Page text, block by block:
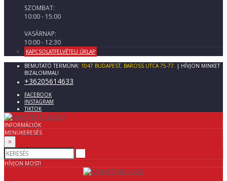
SZOMBAT:
10:00 - 15:00
VASÁRNAP:
10:00 - 12:30
KAPCSOLATFELVÉTELI ŰRLAP
BEMUTATÓ TERMÜNK: 1047 BUDAPEST, BAROSS UTCA 75-77.
| HÍVJON MINKET
BIZALOMMAL!
+36205614633
FACEBOOK
INSTAGRAM
TIKTOK
INFORMÁCIÓK
MENÜKERESÉS
×
HÍVJON MOST!